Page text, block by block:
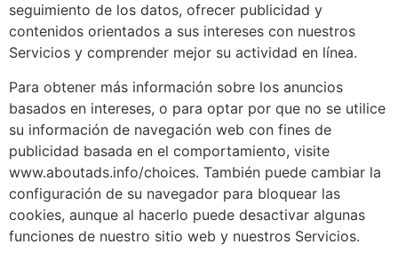
seguimiento de los datos, ofrecer publicidad y
contenidos orientados a sus intereses con nuestros
Servicios y comprender mejor su actividad en línea.
Para obtener más información sobre los anuncios
basados en intereses, o para optar por que no se utilice
su información de navegación web con fines de
publicidad basada en el comportamiento, visite
www.aboutads.info/choices. También puede cambiar la
configuración de su navegador para bloquear las
cookies, aunque al hacerlo puede desactivar algunas
funciones de nuestro sitio web y nuestros Servicios.